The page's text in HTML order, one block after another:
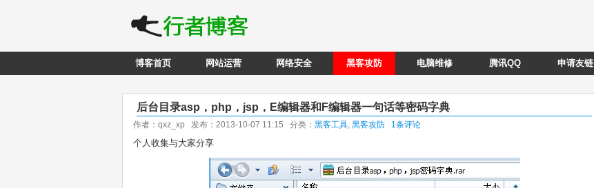
博客首页 网站运营 网络安全 黑客攻防 电脑维修 腾讯QQ 申请友链
后台目录asp，php，jsp，E编辑器和F编辑器一句话等密码字典
作者：qxz_xp 发布：2013-10-07 11:15 分类： 黑客工具, 黑客攻防 1条评论
个人收集与大家分享